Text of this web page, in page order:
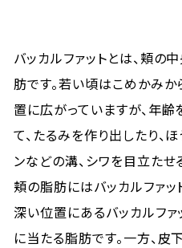
バッカルファットとは、頬
肪です。若い頃はこめかみ
置に広がっていますが、年
て、たるみを作り出したり、
ンなどの溝、シワを目立たせ
頬の脂肪にはバッカルファッ
深い位置にあるバッカルフ
に当たる脂肪です。一方、